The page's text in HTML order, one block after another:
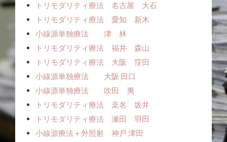
トリモダリティ療法 名古屋 大石
トリモダリティ療法 愛知 新木
小線源単独療法 津 林
トリモダリティ療法 福井 森山
トリモダリティ療法 大阪 窪田
小線源単独療法 大阪 田口
小線源単独療法 吹田 夷
トリモダリティ療法 桒名 坂井
トリモダリティ療法 瀬田 羽田
小線源療法＋外照射 神戸 津田